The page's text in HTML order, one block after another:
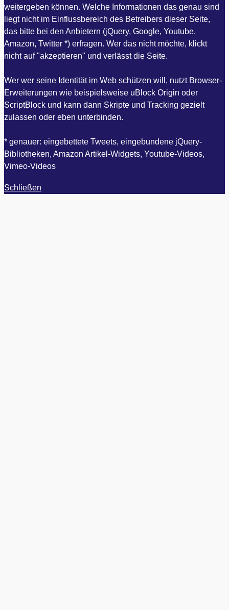
weitergeben können. Welche Informationen das genau sind
liegt nicht im Einflussbereich des Betreibers dieser Seite,
das bitte bei den Anbietern (jQuery, Google, Youtube,
Amazon, Twitter *) erfragen. Wer das nicht möchte, klickt
nicht auf "akzeptieren" und verlässt die Seite.
Wer wer seine Identität im Web schützen will, nutzt Browser-
Erweiterungen wie beispielsweise uBlock Origin oder
ScriptBlock und kann dann Skripte und Tracking gezielt
zulassen oder eben unterbinden.
* genauer: eingebettete Tweets, eingebundene jQuery-
Bibliotheken, Amazon Artikel-Widgets, Youtube-Videos,
Vimeo-Videos
Schließen